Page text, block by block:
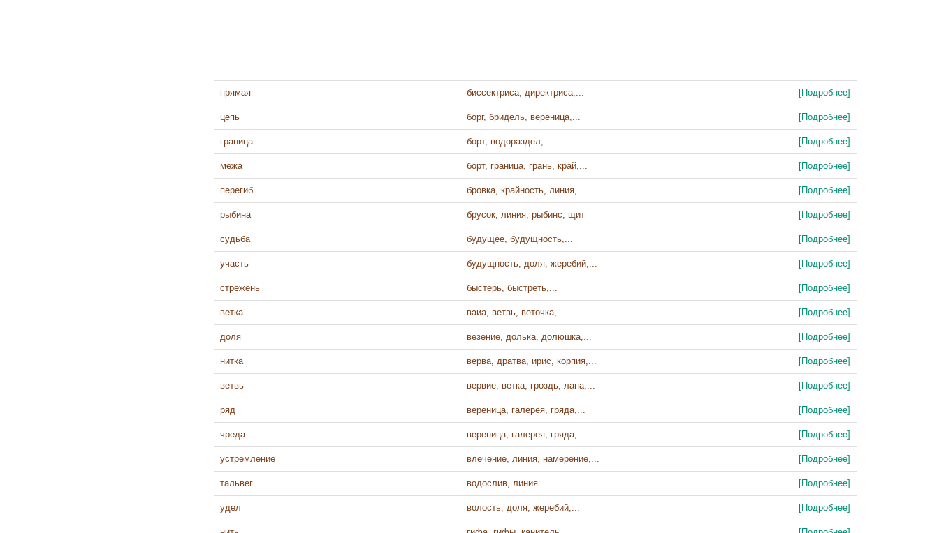
прямая биссектриса, директриса,... [Подробнее]
цепь борг, бридель, вереница,... [Подробнее]
граница борт, водораздел,... [Подробнее]
межа борт, граница, грань, край,... [Подробнее]
перегиб бровка, крайность, линия,... [Подробнее]
рыбина брусок, линия, рыбинс, щит [Подробнее]
судьба будущее, будущность,... [Подробнее]
участь будущность, доля, жеребий,... [Подробнее]
стрежень быстерь, быстреть,... [Подробнее]
ветка ваиа, ветвь, веточка,... [Подробнее]
доля везение, долька, долюшка,... [Подробнее]
нитка верва, дратва, ирис, корпия,... [Подробнее]
ветвь вервие, ветка, гроздь, лапа,... [Подробнее]
ряд вереница, галерея, гряда,... [Подробнее]
чреда вереница, галерея, гряда,... [Подробнее]
устремление влечение, линия, намерение,... [Подробнее]
тальвег водослив, линия [Подробнее]
удел волость, доля, жеребий,... [Подробнее]